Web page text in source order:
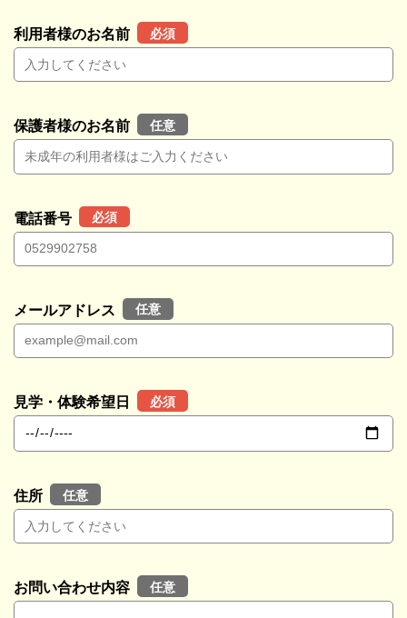
利用者様のお名前 必須
保護者様のお名前 任意
電話番号 必須
メールアドレス 任意
見学・体験希望日 必須
住所 任意
お問い合わせ内容 任意